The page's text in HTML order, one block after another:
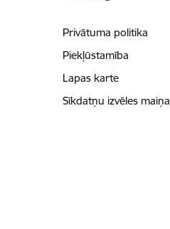
Privātuma politika
Piekļūstamība
Lapas karte
Sīkdatņu izvēles maiņa